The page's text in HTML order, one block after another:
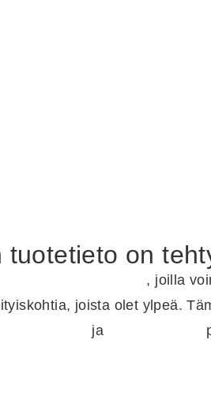
tuotetieto on
, joilla
joista olet ylpeä.
ja